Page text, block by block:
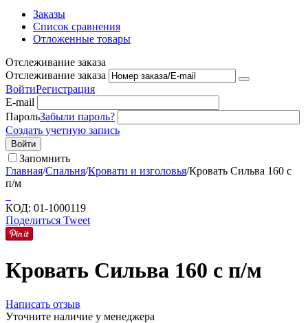
Заказы
Список сравнения
Отложенные товары
Отслеживание заказа
Отслеживание заказа
ВойтиРегистрация
E-mail
ПарольЗабыли пароль?
Создать учетную запись
Войти
Запомнить
Главная/Спальня/Кровати и изголовья/Кровать Сильва 160 с
п/м
КОД: 01-1000119
Поделиться Tweet
Кровать Сильва 160 с п/м
Написать отзыв
Уточните наличие у менеджера